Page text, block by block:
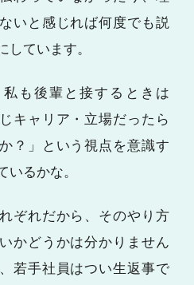
いと感じれば何度でも説
しています。
も後輩と接するときは
キャリア・立場だったら
？」という視点を意識す
いるかな。
ぞれだから、そのやり方
かどうかは分かりません
若手社員はつい生返事で